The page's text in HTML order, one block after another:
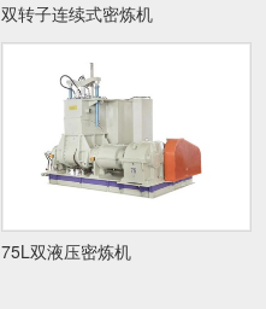
双转子连续式密炼机
75L双液压密炼机